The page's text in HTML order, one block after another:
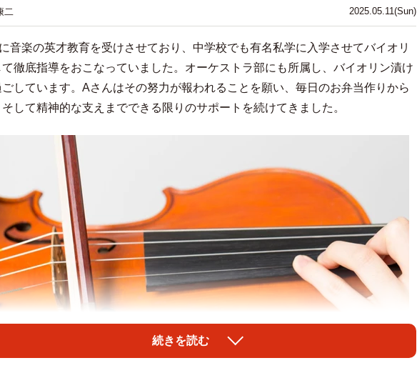
2025.05.11(Sun)
二
音楽の英才教育を受けさせており、中学校でも有名私学に入学させてバイオリ
徹底指導をおこなっていました。オーケストラ部にも所属し、バイオリン漬け
しています。Aさんはその努力が報われることを願い、毎日のお弁当作りから
して精神的な支えまでできる限りのサポートを続けてきました。
続きを読む